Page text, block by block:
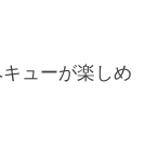
ューが楽しめ